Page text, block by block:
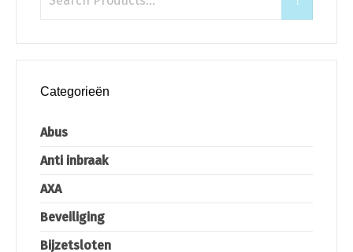
Categorieën
Abus
Anti inbraak
AXA
Beveiliging
Bijzetsloten